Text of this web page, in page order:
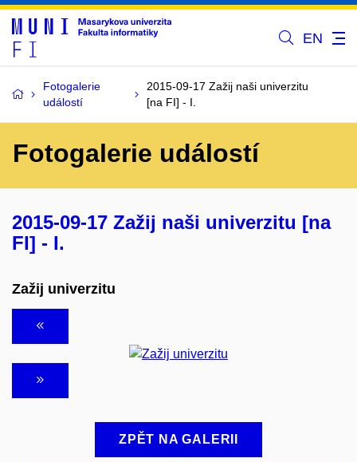
EN
Fotogalerie
událostí
2015-09-17 Zažij naši univerzitu
[na FI] - I.
Fotogalerie událostí
2015-09-17 Zažij naši univerzitu [na
FI] - I.
Zažij univerzitu
ZPĚT NA GALERII